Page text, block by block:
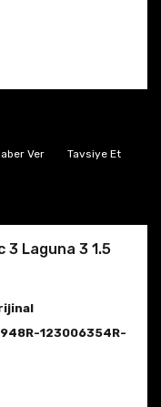
Ver Tavsiye Et
3 Laguna 3 1.5
123006354R-